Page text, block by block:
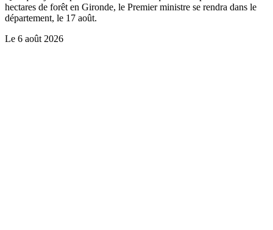
hectares de forêt en Gironde, le Premier ministre se rendra dans le
département, le 17 août.
Le 6 août 2026